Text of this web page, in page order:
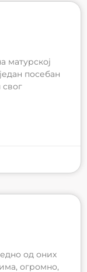
матурској
посебан
свог
од оних
огромно,